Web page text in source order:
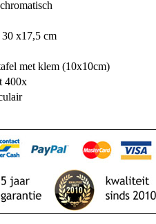
x17,5 cm
met klem (10x10cm)
400x